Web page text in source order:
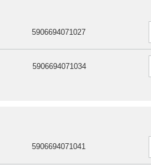
5906694071027
5906694071034
5906694071041